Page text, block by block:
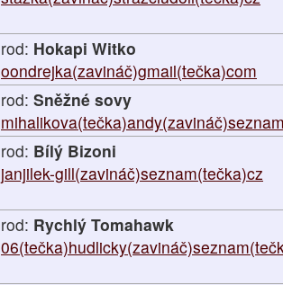
rod: Hokapi Witko
oondrejka(zavináč)gmail(tečka)com
rod: Sněžné sovy
rod: Bílý Bizoni
janjilek-gill(zavináč)seznam(tečka)cz
rod: Rychlý Tomahawk